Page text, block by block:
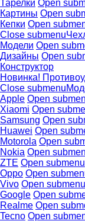
Тарелки Open
Картины Open
Кепки Open
Close submenu
Модели Open
Дизайны Open
Конструктор
Новинка!
Close submenu
Apple Open
Xiaomi Open
Samsung Open
Huawei Open
Motorola Open
Nokia Open
ZTE Open submenu
Oppo Open
Vivo Open submenu
Google Open
Realme Open
Tecno Open